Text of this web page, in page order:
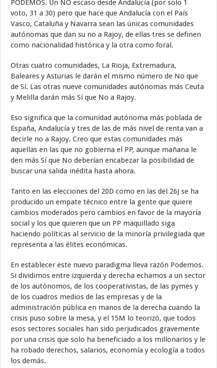
PODEMOS. Un NO escaso desde Andalucía (por solo 1
voto, 31 a 30) pero que hace que Andalucía con el País
Vasco, Cataluña y Navarra sean las únicas comunidades
autónomas que dan su no a Rajoy, de ellas tres se definen
como nacionalidad histórica y la otra como foral.
Otras cuatro comunidades, La Rioja, Extremadura,
Baleares y Asturias le darán el mismo número de No que
de Sí. Las otras nueve comunidades autónomas más Ceuta
y Melilla darán más Sí que No a Rajoy.
Eso significa que la comunidad autónoma más poblada de
España, Andalucía y tres de las de más nivel de renta van a
decirle no a Rajoy. Creo que estas comunidades más
aquellas en las que no gobierna el PP, aunque mañana le
den más Sí que No deberían encabezar la posibilidad de
buscar una salida inédita hasta ahora.
Tanto en las elecciones del 20D como en las del 26J se ha
producido un empate técnico entre la gente que quiere
cambios moderados pero cambios en favor de la mayoría
social y los que quieren que un PP maquillado siga
haciendo políticas al servicio de la minoría privilegiada que
representa a las élites económicas.
En establecer este nuevo paradigma lleva razón Podemos.
Si dividimos entre izquierda y derecha echamos a un sector
de los autónomos, de los cooperativistas, de las pymes y
de los cuadros medios de las empresas y de la
administración pública en manos de la derecha cuando la
crisis puso sobre la mesa, y el 15M lo teorizó, que todos
esos sectores sociales han sido perjudicados gravemente
por una crisis que solo ha beneficiado a los millonarios y le
ha robado derechos, salarios, economía y ecología a todos
los demás.